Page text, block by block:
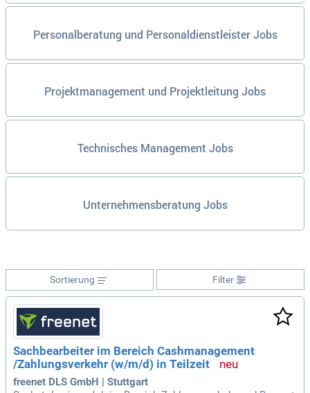
Personalberatung und Personaldienstleister Jobs
Projektmanagement und Projektleitung Jobs
Technisches Management Jobs
Unternehmensberatung Jobs
Filter
Sortierung
Sachbearbeiter im Bereich Cashmanagement
/Zahlungsverkehr (w/m/d) in Teilzeit
freenet DLS GmbH | Stuttgart